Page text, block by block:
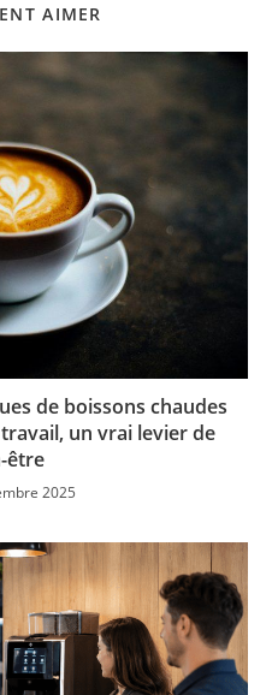
AIMER
de boissons chaudes
un vrai levier de
être
2025